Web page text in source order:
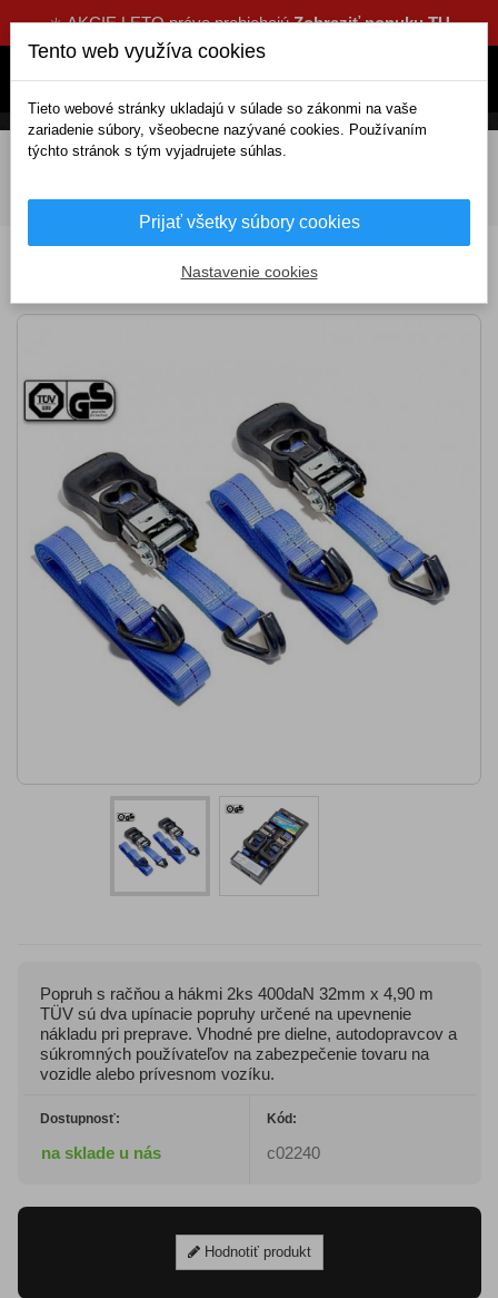
☀️ AKCIE LETO práve prebiehajúZobraziť ponuku TU
DOMOV Výbava a náradie
400daN 32mm x 4,90 m TÜV
Popruh s račňou a hákmi 2ks 400daN 32mm x 4,90 m
TÜV sú dva upínacie popruhy určené na upevnenie
nákladu pri preprave. Vhodné pre dielne, autodopravcov a
súkromných používateľov na zabezpečenie tovaru na
vozidle alebo prívesnom vozíku.
Dostupnosť:
na sklade u nás
Kód:
c02240
Hodnotiť produkt
Tento web využíva cookies
Tieto webové stránky ukladajú v súlade so zákonmi na vaše
zariadenie súbory, všeobecne nazývané cookies. Používaním
týchto stránok s tým vyjadrujete súhlas.
Prijať všetky súbory cookies
Nastavenie cookies